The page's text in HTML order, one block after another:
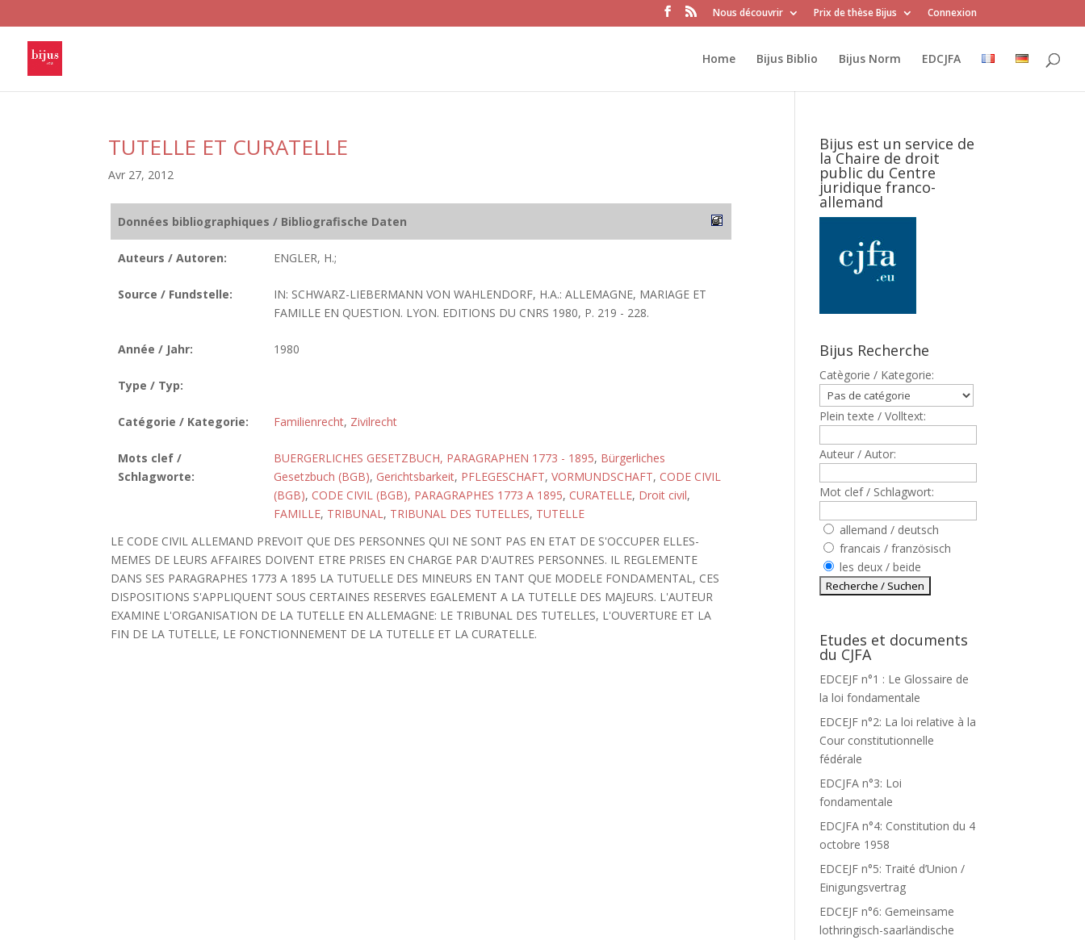
Nous découvrir Prix de thèse Bijus Connexion
Home Bijus Biblio Bijus Norm EDCJFA
TUTELLE ET CURATELLE
Avr 27, 2012
Données bibliographiques / Bibliografische Daten
Auteurs / Autoren: ENGLER, H.;
Source / Fundstelle:
IN: SCHWARZ-LIEBERMANN VON WAHLENDORF, H.A.: ALLEMAGNE, MARIAGE ET
FAMILLE EN QUESTION. LYON. EDITIONS DU CNRS 1980, P. 219 - 228.
Année / Jahr: 1980
Type / Typ:
Catégorie / Kategorie: Familienrecht, Zivilrecht
Mots clef /
Schlagworte:
BUERGERLICHES GESETZBUCH, PARAGRAPHEN 1773 - 1895, Bürgerliches
Gesetzbuch (BGB), Gerichtsbarkeit, PFLEGESCHAFT, VORMUNDSCHAFT, CODE CIVIL
(BGB), CODE CIVIL (BGB), PARAGRAPHES 1773 A 1895, CURATELLE, Droit civil,
FAMILLE, TRIBUNAL, TRIBUNAL DES TUTELLES, TUTELLE
LE CODE CIVIL ALLEMAND PREVOIT QUE DES PERSONNES QUI NE SONT PAS EN ETAT DE S'OCCUPER ELLES-
MEMES DE LEURS AFFAIRES DOIVENT ETRE PRISES EN CHARGE PAR D'AUTRES PERSONNES. IL REGLEMENTE
DANS SES PARAGRAPHES 1773 A 1895 LA TUTUELLE DES MINEURS EN TANT QUE MODELE FONDAMENTAL, CES
DISPOSITIONS S'APPLIQUENT SOUS CERTAINES RESERVES EGALEMENT A LA TUTELLE DES MAJEURS. L'AUTEUR
EXAMINE L'ORGANISATION DE LA TUTELLE EN ALLEMAGNE: LE TRIBUNAL DES TUTELLES, L'OUVERTURE ET LA
FIN DE LA TUTELLE, LE FONCTIONNEMENT DE LA TUTELLE ET LA CURATELLE.
Bijus est un service de
la Chaire de droit
public du Centre
juridique franco-
allemand
Bijus Recherche
Catègorie / Kategorie:
Plein texte / Volltext:
Auteur / Autor:
Mot clef / Schlagwort:
allemand / deutsch
francais / französisch
les deux / beide
Etudes et documents
du CJFA
EDCEJF n°1 : Le Glossaire de
la loi fondamentale
EDCEJF n°2: La loi relative à la
Cour constitutionnelle
fédérale
EDCJFA n°3: Loi
fondamentale
EDCJFA n°4: Constitution du 4
octobre 1958
EDCEJF n°5: Traité d’Union /
Einigungsvertrag
EDCEJF n°6: Gemeinsame
lothringisch-saarländische